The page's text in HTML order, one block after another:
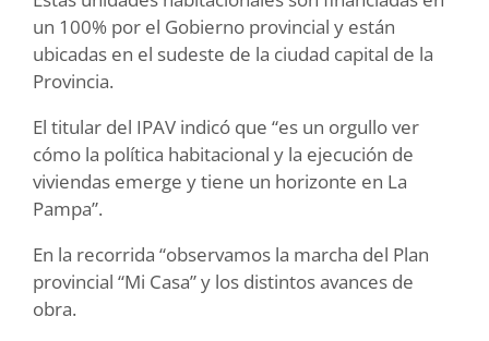
un 100% por el Gobierno provincial y están
ubicadas en el sudeste de la ciudad capital de la
Provincia.
El titular del IPAV indicó que “es un orgullo ver
cómo la política habitacional y la ejecución de
viviendas emerge y tiene un horizonte en La
Pampa”.
En la recorrida “observamos la marcha del Plan
provincial “Mi Casa” y los distintos avances de
obra.